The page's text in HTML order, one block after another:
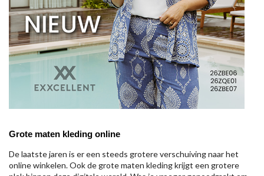
Grote maten kleding online
De laatste jaren is er een steeds grotere verschuiving naar het
online winkelen. Ook de grote maten kleding krijgt een grotere